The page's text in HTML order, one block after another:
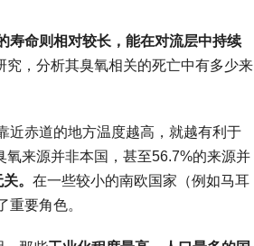
寿命则相对较长，能在对流层中持续
，分析其臭氧相关的死亡中有多少来
近赤道的地方温度越高，就越有利于
来源并非本国，甚至56.7%的来源并
。 在一些较小的南欧国家（例如马耳
要角色。